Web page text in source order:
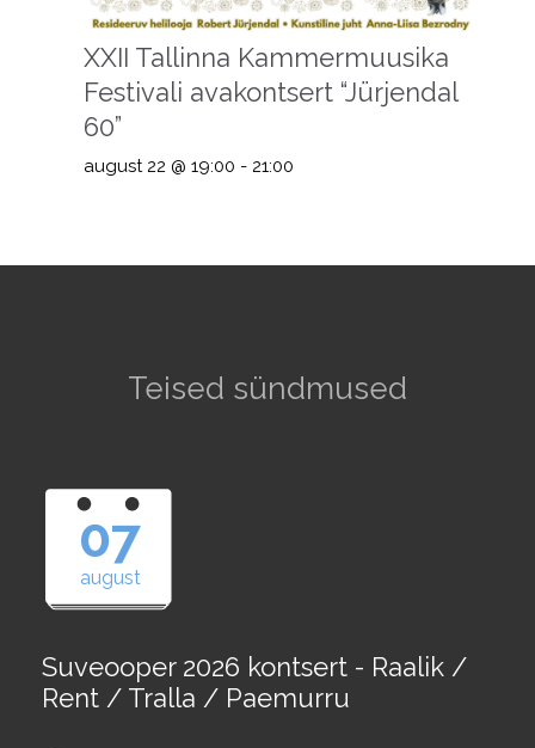
XXII Tallinna Kammermuusika
Festivali avakontsert “Jürjendal
60”
august 22 @ 19:00 - 21:00
Teised sündmused
07
august
Suveooper 2026 kontsert - Raalik /
Rent / Tralla / Paemurru